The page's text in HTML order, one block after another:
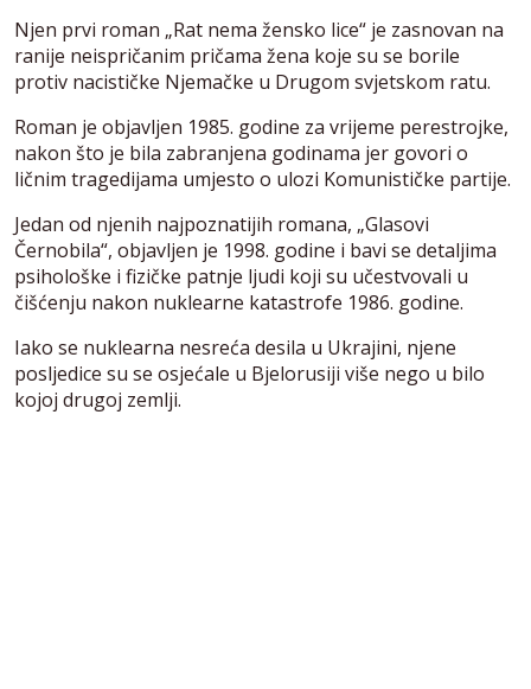
Njen prvi roman „Rat nema žensko lice“ je zasnovan na
ranije neispričanim pričama žena koje su se borile
protiv nacističke Njemačke u Drugom svjetskom ratu.
Roman je objavljen 1985. godine za vrijeme perestrojke,
nakon što je bila zabranjena godinama jer govori o
ličnim tragedijama umjesto o ulozi Komunističke partije.
Jedan od njenih najpoznatijih romana, „Glasovi
Černobila“, objavljen je 1998. godine i bavi se detaljima
psihološke i fizičke patnje ljudi koji su učestvovali u
čišćenju nakon nuklearne katastrofe 1986. godine.
Iako se nuklearna nesreća desila u Ukrajini, njene
posljedice su se osjećale u Bjelorusiji više nego u bilo
kojoj drugoj zemlji.